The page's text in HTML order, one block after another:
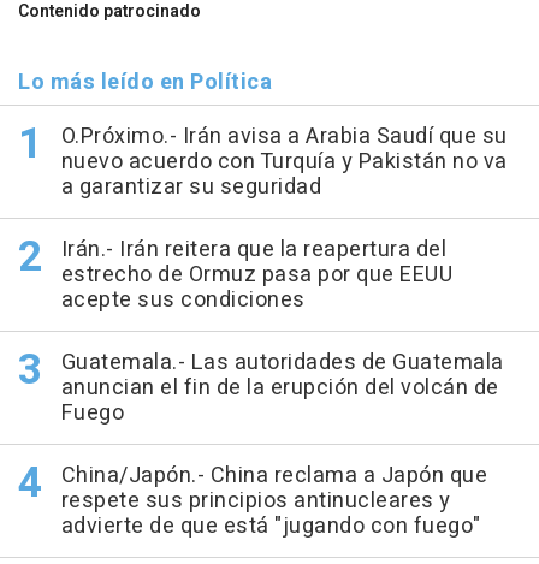
Contenido patrocinado
Lo más leído en Política
O.Próximo.- Irán avisa a Arabia Saudí que su
nuevo acuerdo con Turquía y Pakistán no va
a garantizar su seguridad
Irán.- Irán reitera que la reapertura del
estrecho de Ormuz pasa por que EEUU
acepte sus condiciones
Guatemala.- Las autoridades de Guatemala
anuncian el fin de la erupción del volcán de
Fuego
China/Japón.- China reclama a Japón que
respete sus principios antinucleares y
advierte de que está "jugando con fuego"